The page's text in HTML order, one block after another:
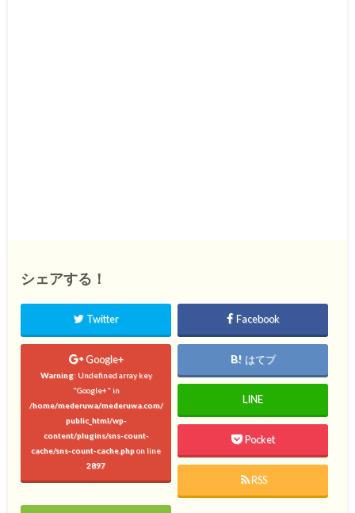
シェアする！
Twitter Facebook
Google+
Warning: Undefined array key
"Google+" in
/home/mederuwa/mederuwa.com/
public_html/wp-
content/plugins/sns-count-
cache/sns-count-cache.phpon line
2897
はてブ
LINE
Pocket
RSS